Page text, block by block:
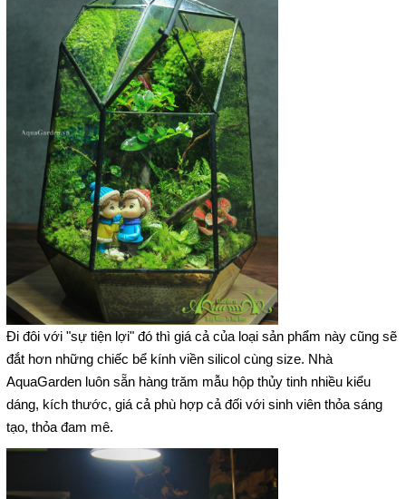
Đi đôi với "sự tiện lợi" đó thì giá cả của loại sản phẩm này cũng sẽ
đắt hơn những chiếc bể kính viền silicol cùng size. Nhà
AquaGarden luôn sẵn hàng trăm mẫu hộp thủy tinh nhiều kiểu
dáng, kích thước, giá cả phù hợp cả đối với sinh viên thỏa sáng
tạo, thỏa đam mê.